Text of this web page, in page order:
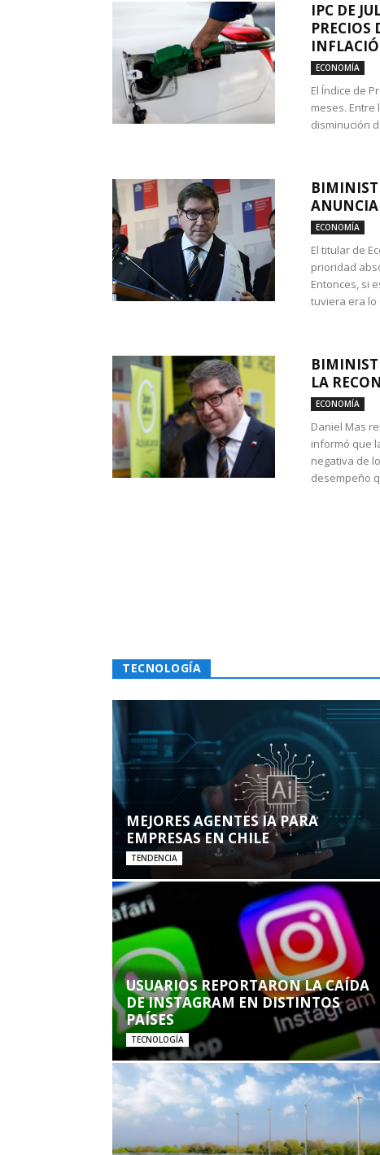
IPC DE
PRECIOS
ECONOMÍA
El Índice de
meses.
disminución
ANUNCIA
ECONOMÍA
El titular de
prioridad
Entonces, si
tuviera era lo
LA
ECONOMÍA
Daniel Mas
informó que
negativa de
desempeño
TECNOLOGÍA
MEJORES AGENTES IA PARA
EMPRESAS EN CHILE
TENDENCIA
USUARIOS REPORTARON LA CAÍDA
DE INSTAGRAM EN DISTINTOS
PAÍSES
TECNOLOGÍA